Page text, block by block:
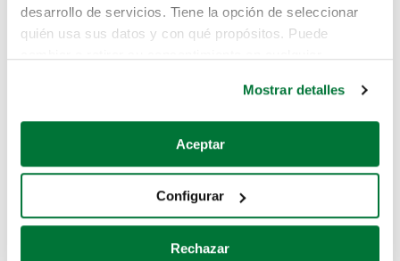
desarrollo de servicios. Tiene la opción de seleccionar
quién usa sus datos y con qué propósitos. Puede
Si lo permite, también quisiéramos:
Recopilar información sobre su ubicación geográfica
Identificar su dispositivo analizándolo activamente
para buscar características específicas (huellas
Mostrar detalles
Aceptar
Configurar
Rechazar
Pero puedes encontrar el coche que estás
buscando en alguno de estos enlaces:
Coches de segunda mano
Coches de km0